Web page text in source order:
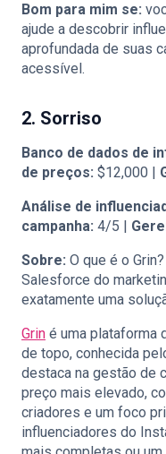
Bom para mim se:
ajude a descobrir
aprofundada de suas
acessível.
2. Sorriso
Banco de dados de
de preços: $12,000 |
Análise de
campanha: 4/5 |
Sobre: O que é o
Salesforce do
exatamente uma
Grin é uma plataforma
de topo, conhecida
destaca na gestão de
preço mais elevado,
criadores e um foco
influenciadores do